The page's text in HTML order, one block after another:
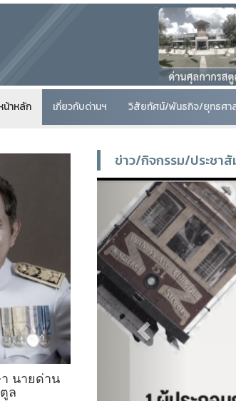
น้าหลัก เกี่ยวกับด่านฯ วิสัยทัศน์/พันธกิจ/ยุทธศา
นายด่าน
ล
ข่าว/กิจกรรม/ประชา
Previous